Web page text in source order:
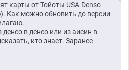
карты от Тойоты USA-Denso
Как можно обновить до версии
в денсо или из аисин в
кто знает. Заранее